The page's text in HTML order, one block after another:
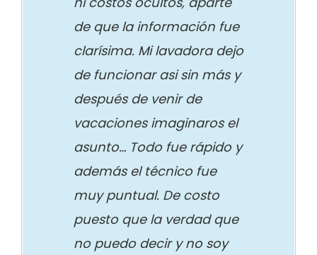
de que la información fue
clarísima. Mi lavadora dejo
de funcionar asi sin más y
después de venir de
vacaciones imaginaros el
asunto… Todo fue rápido y
además el técnico fue
muy puntual. De costo
puesto que la verdad que
no puedo decir y no soy